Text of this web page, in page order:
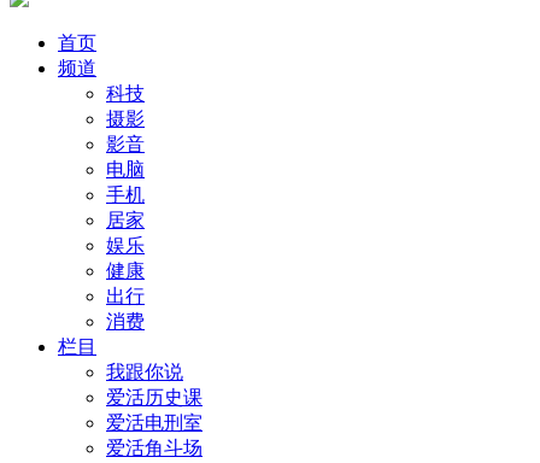
首页
频道
科技
摄影
影音
电脑
手机
居家
娱乐
健康
出行
消费
栏目
我跟你说
爱活历史课
爱活电刑室
爱活角斗场